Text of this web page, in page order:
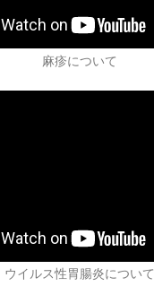
麻疹について
ウイルス性胃腸炎について